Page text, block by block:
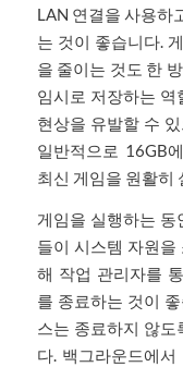
LAN 연결을 사용하
는 것이 좋습니다.
을 줄이는 것도 한
임시로 저장하는 역
현상을 유발할 수
일반적으로 16GB
최신 게임을 원활히
게임을 실행하는 동
들이 시스템 자원을
해 작업 관리자를
를 종료하는 것이
스는 종료하지 않도
다. 백그라운드에